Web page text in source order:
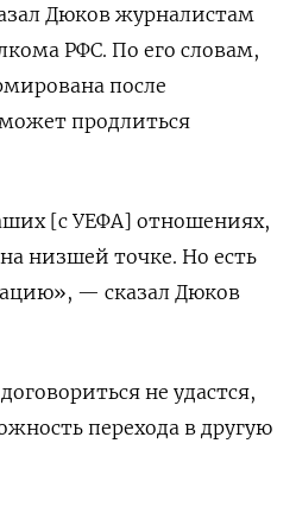
Дюков журналистам
РФС. По его словам,
после
продлиться
[с УЕФА] отношениях,
низшей точке. Но есть
— сказал Дюков
не удастся,
перехода в другую